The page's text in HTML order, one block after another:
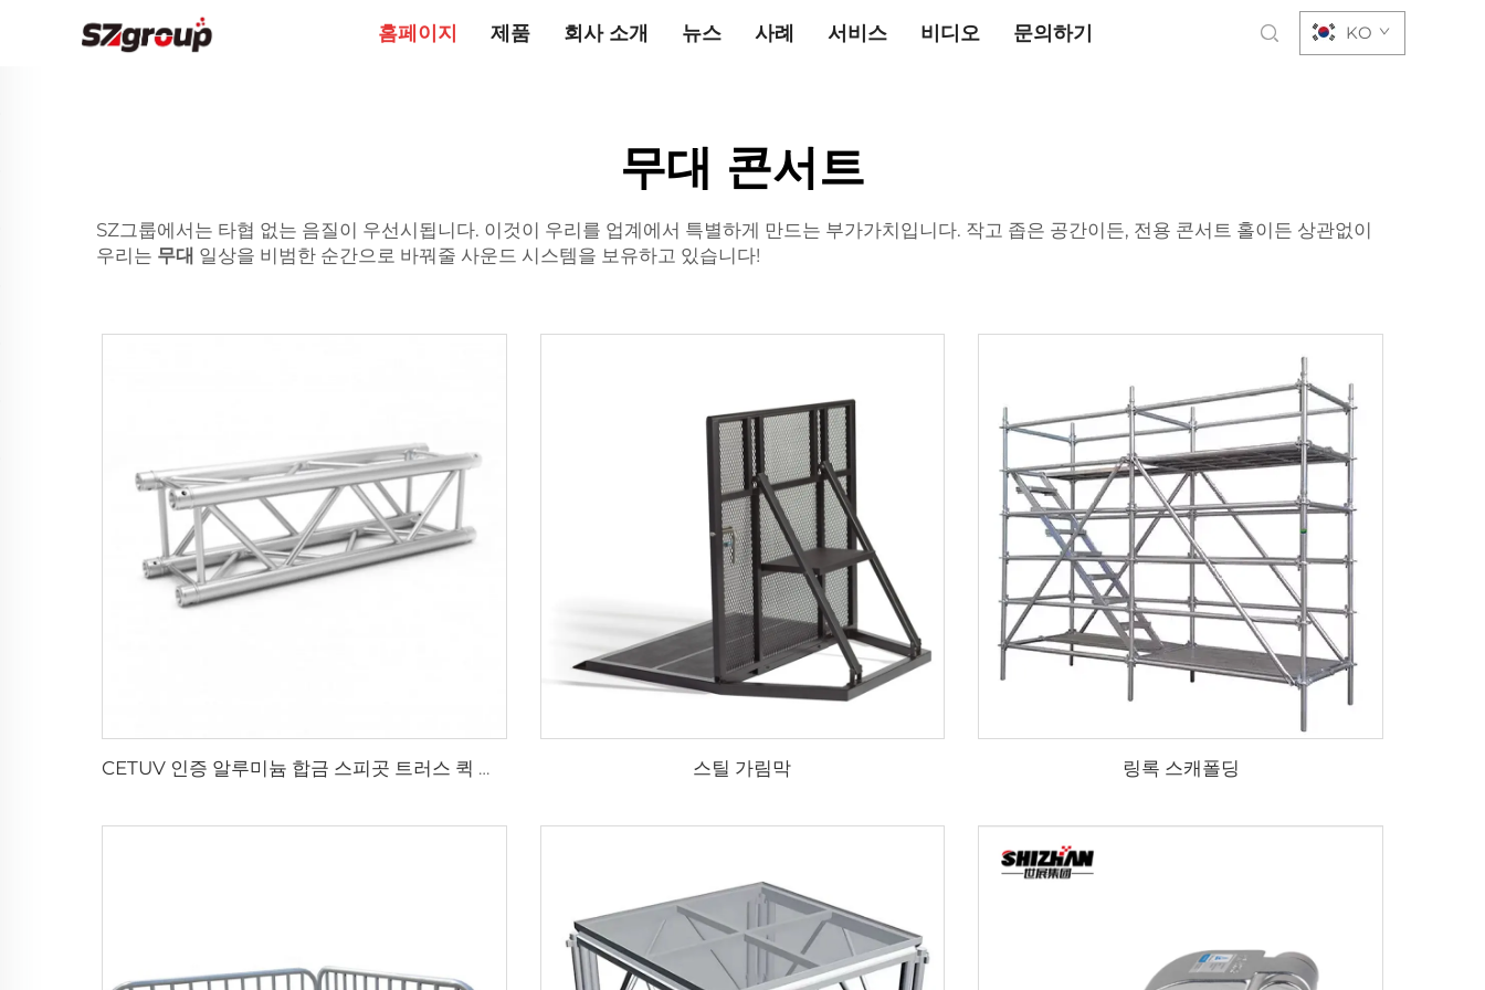
홈페이지 제품 회사 소개 뉴스 사례 서비스 비디오 문의하기 KO
무대 콘서트
SZ그룹에서는 타협 없는 음질이 우선시됩니다. 이것이 우리를 업계에서 특별하게 만드는 부가가치입니다. 작고 좁은 공간이든, 전용 콘서트 홀이든 상관없이
우리는 무대 일상을 비범한 순간으로 바꿔줄 사운드 시스템을 보유하고 있습니다!
CETUV 인증 알루미늄 합금 스피곳 트러스 퀵 핀 트러스 이벤트 콘서트용 스틸 가림막 링록 스캐폴딩